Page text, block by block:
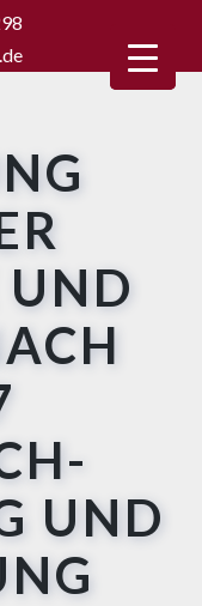
UND
UND